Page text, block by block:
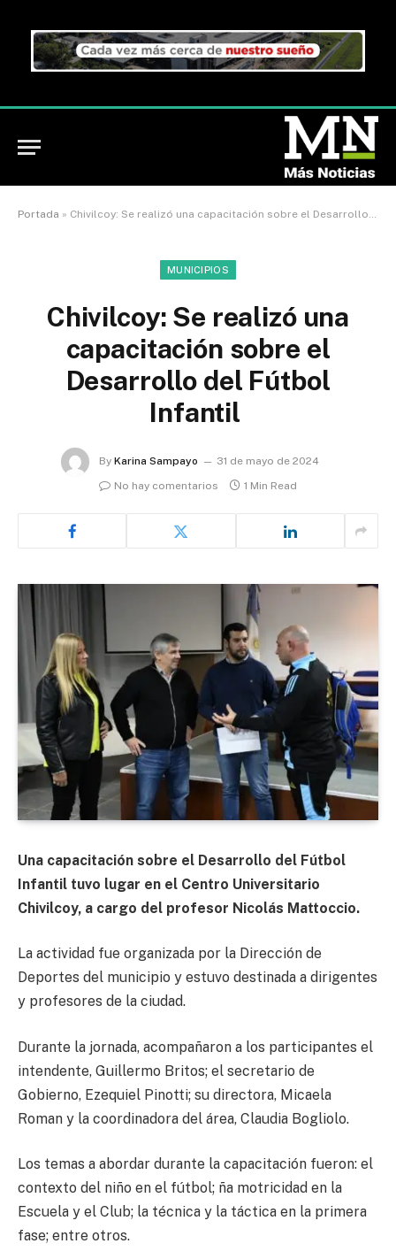
Portada » Chivilcoy: Se realizó una capacitación sobre el Desarrollo del Fútbol Infantil
MUNICIPIOS
Chivilcoy: Se realizó una
capacitación sobre el
Desarrollo del Fútbol
Infantil
By Karina Sampayo
31 de mayo de 2024
No hay comentarios
1 Min Read
Una capacitación sobre el Desarrollo del Fútbol
Infantil tuvo lugar en el Centro Universitario
Chivilcoy, a cargo del profesor Nicolás Mattoccio.
La actividad fue organizada por la Dirección de
Deportes del municipio y estuvo destinada a dirigentes
y profesores de la ciudad.
Durante la jornada, acompañaron a los participantes el
intendente, Guillermo Britos; el secretario de
Gobierno, Ezequiel Pinotti; su directora, Micaela
Roman y la coordinadora del área, Claudia Bogliolo.
Los temas a abordar durante la capacitación fueron: el
contexto del niño en el fútbol; ña motricidad en la
Escuela y el Club; la técnica y la táctica en la primera
fase; entre otros.